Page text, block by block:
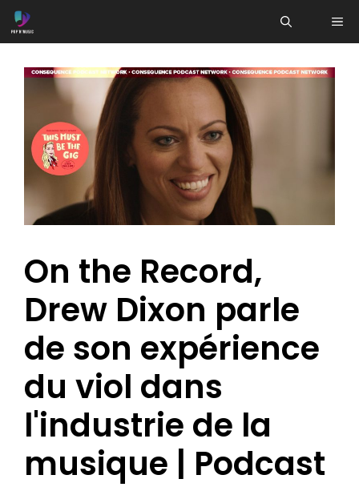
Aller
au
On the Record,
Drew Dixon parle
de son expérience
du viol dans
l'industrie de la
musique | Podcast